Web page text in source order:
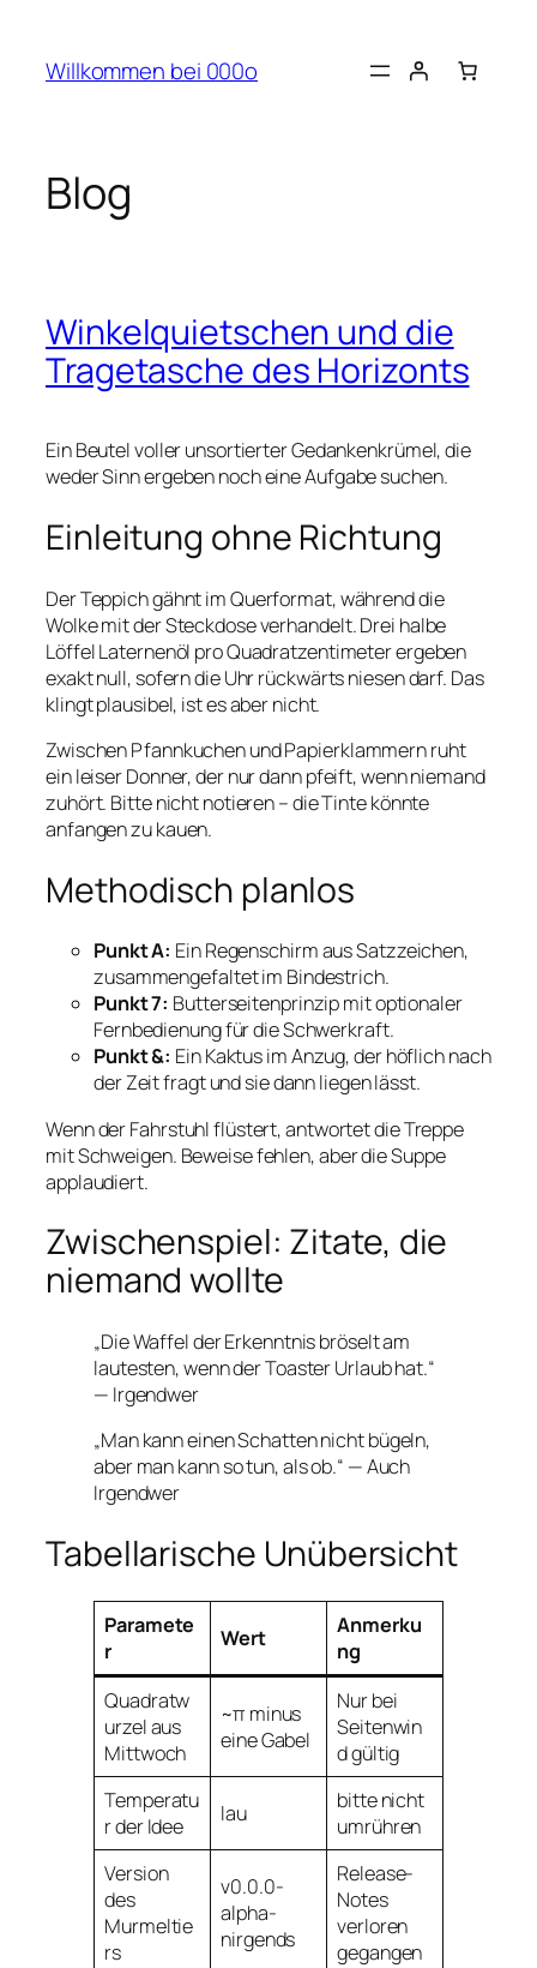
content
Willkommen bei 000o
Blog
Winkelquietschen und die
Tragetasche des Horizonts
Ein Beutel voller unsortierter Gedankenkrümel, die
weder Sinn ergeben noch eine Aufgabe suchen.
Einleitung ohne Richtung
Der Teppich gähnt im Querformat, während die
Wolke mit der Steckdose verhandelt. Drei halbe
Löffel Laternenöl pro Quadratzentimeter ergeben
exakt null, sofern die Uhr rückwärts niesen darf. Das
klingt plausibel, ist es aber nicht.
Zwischen Pfannkuchen und Papierklammern ruht
ein leiser Donner, der nur dann pfeift, wenn niemand
zuhört. Bitte nicht notieren – die Tinte könnte
anfangen zu kauen.
Methodisch planlos
Punkt A: Ein Regenschirm aus Satzzeichen,
zusammengefaltet im Bindestrich.
Punkt 7: Butterseitenprinzip mit optionaler
Fernbedienung für die Schwerkraft.
Punkt &: Ein Kaktus im Anzug, der höflich nach
der Zeit fragt und sie dann liegen lässt.
Wenn der Fahrstuhl flüstert, antwortet die Treppe
mit Schweigen. Beweise fehlen, aber die Suppe
applaudiert.
Zwischenspiel: Zitate, die
niemand wollte
„Die Waffel der Erkenntnis bröselt am
lautesten, wenn der Toaster Urlaub hat.“
— Irgendwer
„Man kann einen Schatten nicht bügeln,
aber man kann so tun, als ob.“ — Auch
Irgendwer
Tabellarische Unübersicht
Paramete
r
Wert
Anmerku
ng
Quadratw
urzel aus
Mittwoch
~π minus
eine Gabel
Nur bei
Seitenwin
d gültig
Temperatu
r der Idee
lau
bitte nicht
umrühren
Version
des
Murmeltie
rs
v0.0.0-
alpha-
nirgends
Release-
Notes
verloren
gegangen